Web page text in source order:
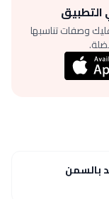
التطبيق
وصفات تناسبها
بالسمن